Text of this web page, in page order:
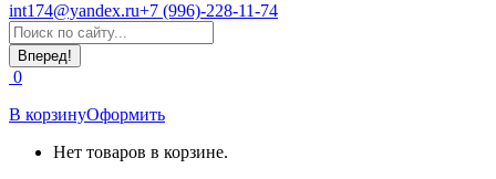
int174@yandex.ru+7 (996)-228-11-74
Страница
WhatsApp
открывается
в
новом
окне
Поиск:
0
В корзинуОформить
Нет товаров в корзине.